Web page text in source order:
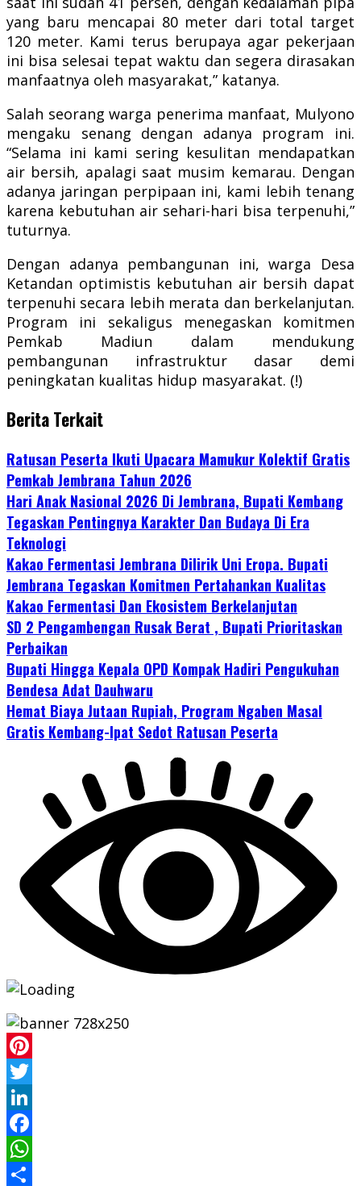
yang baru mencapai 80 meter dari total target
120 meter. Kami terus berupaya agar pekerjaan
ini bisa selesai tepat waktu dan segera dirasakan
manfaatnya oleh masyarakat,” katanya.
Salah seorang warga penerima manfaat, Mulyono
mengaku senang dengan adanya program ini.
“Selama ini kami sering kesulitan mendapatkan
air bersih, apalagi saat musim kemarau. Dengan
adanya jaringan perpipaan ini, kami lebih tenang
karena kebutuhan air sehari-hari bisa terpenuhi,”
tuturnya.
Dengan adanya pembangunan ini, warga Desa
Ketandan optimistis kebutuhan air bersih dapat
terpenuhi secara lebih merata dan berkelanjutan.
Program ini sekaligus menegaskan komitmen
Pemkab Madiun dalam mendukung
pembangunan infrastruktur dasar demi
peningkatan kualitas hidup masyarakat. (!)
Berita Terkait
Ratusan Peserta Ikuti Upacara Mamukur Kolektif Gratis
Pemkab Jembrana Tahun 2026
Hari Anak Nasional 2026 Di Jembrana, Bupati Kembang
Tegaskan Pentingnya Karakter Dan Budaya Di Era
Teknologi
Kakao Fermentasi Jembrana Dilirik Uni Eropa. Bupati
Jembrana Tegaskan Komitmen Pertahankan Kualitas
Kakao Fermentasi Dan Ekosistem Berkelanjutan
SD 2 Pengambengan Rusak Berat , Bupati Prioritaskan
Perbaikan
Bupati Hingga Kepala OPD Kompak Hadiri Pengukuhan
Bendesa Adat Dauhwaru
Hemat Biaya Jutaan Rupiah, Program Ngaben Masal
Gratis Kembang-Ipat Sedot Ratusan Peserta
Pinterest
Twitter
LinkedIn
Facebook
WhatsApp